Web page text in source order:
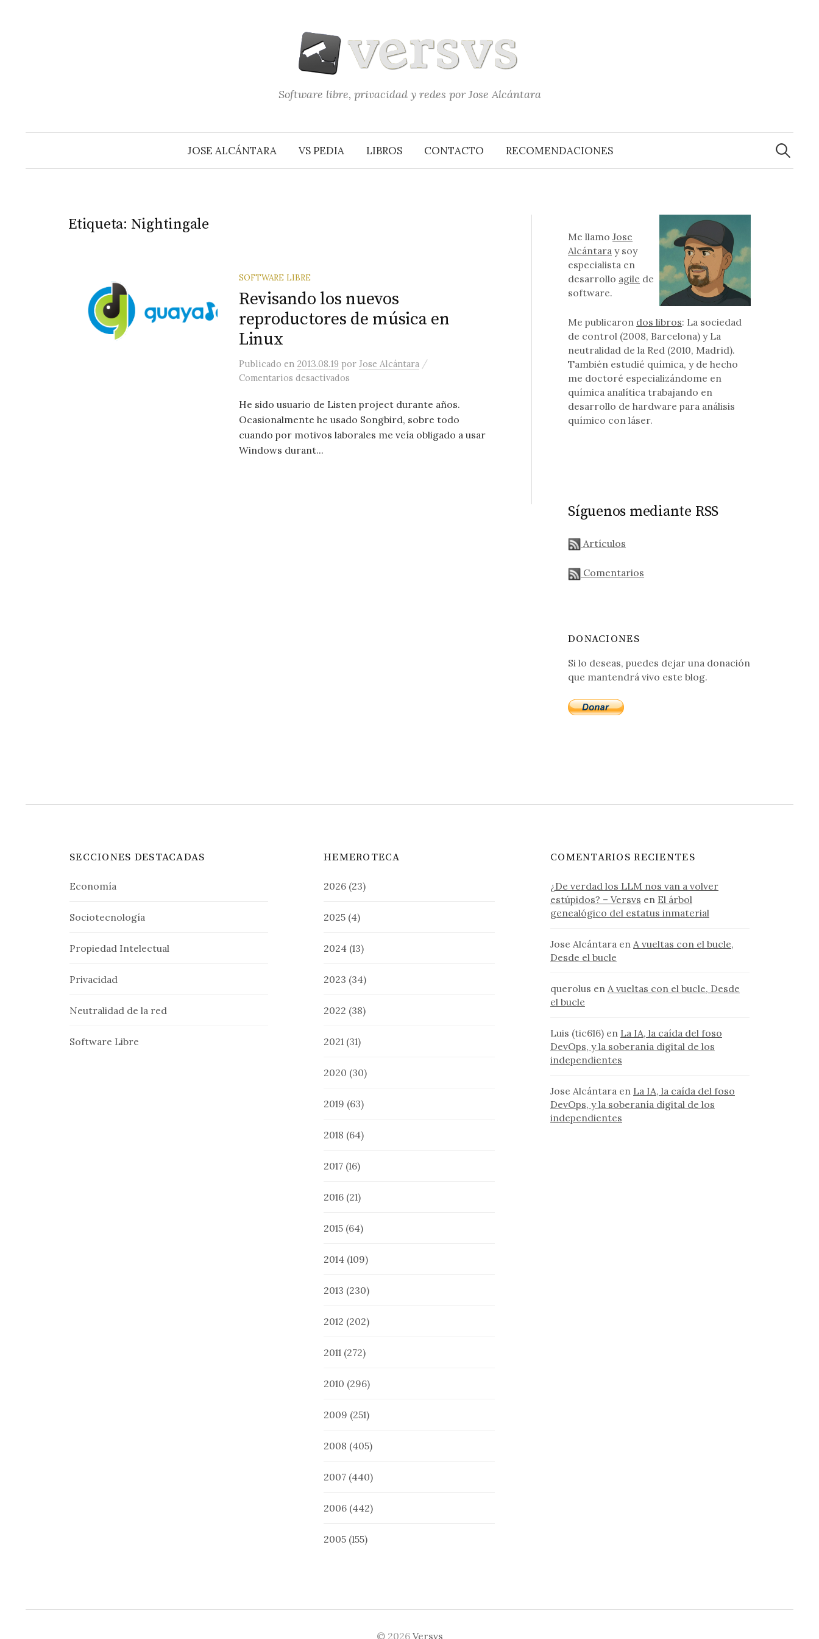
Software libre, privacidad y redes por Jose Alcántara
JOSE ALCÁNTARA VS PEDIA LIBROS CONTACTO RECOMENDACIONES
Buscar:
Etiqueta: Nightingale
SOFTWARE LIBRE
Revisando los nuevos
reproductores de música en
Linux
Publicado en 2013.08.19 por Jose Alcántara /
Comentarios desactivados en Revisando los nuevos reproductores de música en Linux
He sido usuario de Listen project durante años.
Ocasionalmente he usado Songbird, sobre todo
cuando por motivos laborales me veía obligado a usar
Windows durant...
Me llamoJose
Alcántara y soy
especialista en
desarrollo agile de
software.
Me publicaron dos libros: La sociedad
de control (2008, Barcelona) y La
neutralidad de la Red (2010, Madrid).
También estudié química, y de hecho
me doctoré especializándome en
química analítica trabajando en
desarrollo de hardware para análisis
químico con láser.
Síguenos mediante RSS
Artículos
Comentarios
DONACIONES
Si lo deseas, puedes dejar una donación
que mantendrá vivo este blog.
SECCIONES DESTACADAS
Economía
Sociotecnología
Propiedad Intelectual
Privacidad
Neutralidad de la red
Software Libre
HEMEROTECA
2026 (23)
2025 (4)
2024 (13)
2023 (34)
2022 (38)
2021 (31)
2020 (30)
2019 (63)
2018 (64)
2017 (16)
2016 (21)
2015 (64)
2014 (109)
2013 (230)
2012 (202)
2011 (272)
2010 (296)
2009 (251)
2008 (405)
2007 (440)
2006 (442)
2005 (155)
COMENTARIOS RECIENTES
¿De verdad los LLM nos van a volver
estúpidos? – Versvs en El árbol
genealógico del estatus inmaterial
Jose Alcántara en A vueltas con el bucle,
Desde el bucle
querolus en A vueltas con el bucle, Desde
el bucle
Luis (tic616) en La IA, la caída del foso
DevOps, y la soberanía digital de los
independientes
Jose Alcántara en La IA, la caída del foso
DevOps, y la soberanía digital de los
independientes
© 2026 Versvs